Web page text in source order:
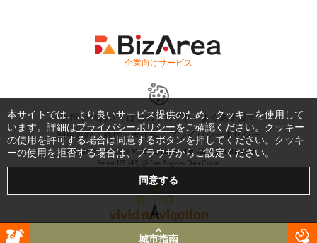
- 企業向けサービス -
お問い合わせ はじめてガイド
よくある質問
利用規約
商標・著作権 プライバシーポリシー
Copyright © 1999-2026 Vivid Navigation, Inc. All Rights Reserved.
Server US (43) @ Los Angeles Data Center
城市指南
本サイトでは、より良いサービス提供のため、クッキーを使用して
います。詳細はプライバシーポリシーをご確認ください。クッキー
の使用を許可する場合は同意するボタンを押してください。クッキ
ーの使用を拒否する場合は、ブラウザからご設定ください。